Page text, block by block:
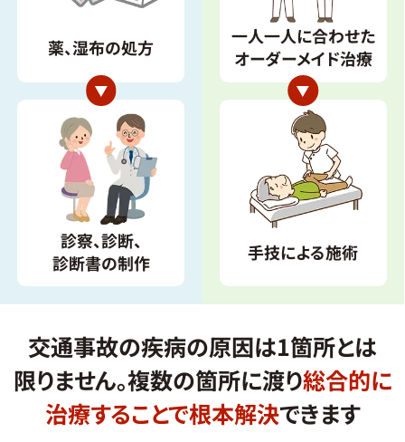
薬、湿布の処方
診察、診断、
診断書の制作
一人一人に合わせた
オーダーメイド治療
手技による施術
交通事故の疾病の原因は1箇所とは
限りません。複数の箇所に渡り総合的に
治療することで根本解決できます